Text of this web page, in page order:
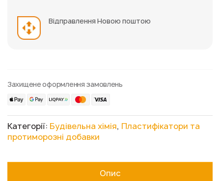
Відправлення Новою поштою
Захищене оформлення замовлень
Категорії: Будівельна хімія, Пластифікатори та
протиморозні добавки
Опис